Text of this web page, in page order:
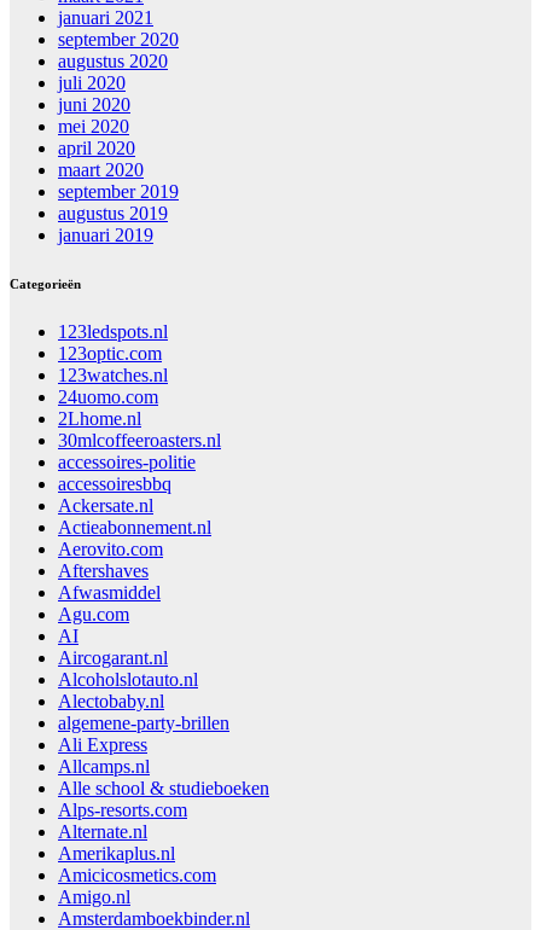
januari 2021
september 2020
augustus 2020
juli 2020
juni 2020
mei 2020
april 2020
maart 2020
september 2019
augustus 2019
januari 2019
Categorieën
123ledspots.nl
123optic.com
123watches.nl
24uomo.com
2Lhome.nl
30mlcoffeeroasters.nl
accessoires-politie
accessoiresbbq
Ackersate.nl
Actieabonnement.nl
Aerovito.com
Aftershaves
Afwasmiddel
Agu.com
AI
Aircogarant.nl
Alcoholslotauto.nl
Alectobaby.nl
algemene-party-brillen
Ali Express
Allcamps.nl
Alle school & studieboeken
Alps-resorts.com
Alternate.nl
Amerikaplus.nl
Amicicosmetics.com
Amigo.nl
Amsterdamboekbinder.nl